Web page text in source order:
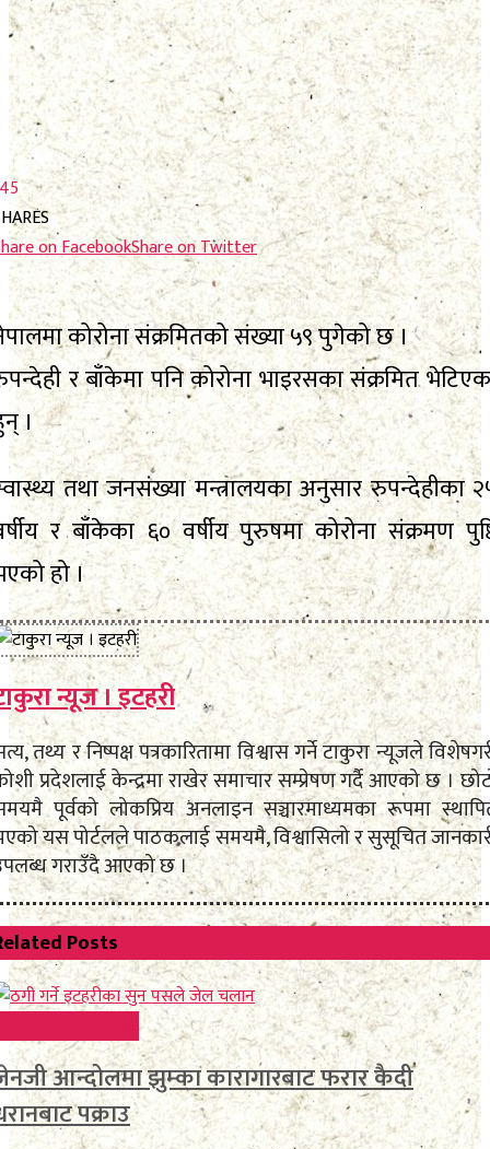
निर्वाचन
भिजिट नेपाल
सम्पादकीय
स्थानीय निर्वाचन
No Result
View All Result
भिजिट नेपाल
सम्पादकीय
स्थानीय निर्वाचन
No Result
View All Result
on FacebookShare on Twitter
कोरोना संक्रमितको संख्या ५९ पुगेको छ ।
र बाँकेमा पनि कोरोना भाइरसका संक्रमित
।
तथा जनसंख्या मन्त्रालयका अनुसार रुपन्देहीका
र बाँकेका ६० वर्षीय पुरुषमा कोरोना संक्रमण
हो ।
न्यूज । इटहरी
तथ्य र निष्पक्ष पत्रकारितामा विश्वास गर्ने टाकुरा न्यूजले
प्रदेशलाई केन्द्रमा राखेर समाचार सम्प्रेषण गर्दै आएको छ ।
पूर्वको लोकप्रिय अनलाइन सञ्चारमाध्यमका रूपमा
यस पोर्टलले पाठकलाई समयमै, विश्वासिलो र सुसूचित
गराउँदै आएको छ ।
Posts
आन्दोलमा झुम्का कारागारबाट फरार कैदी
पक्राउ